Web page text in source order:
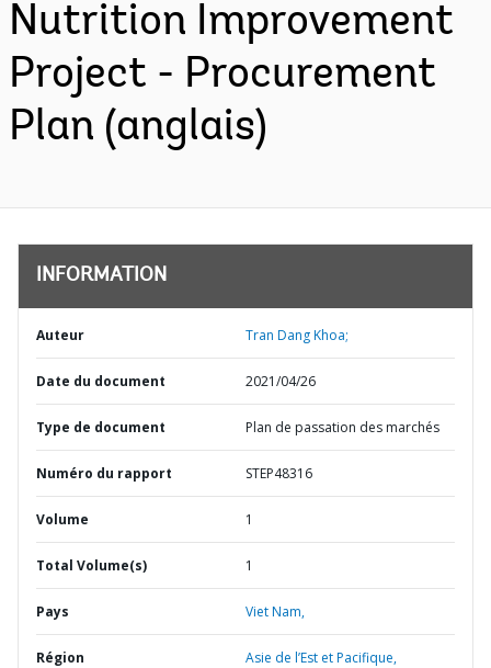
Nutrition Improvement
Project - Procurement
Plan (anglais)
INFORMATION
Auteur Tran Dang Khoa;
Date du document 2021/04/26
Type de document Plan de passation des marchés
Numéro du rapport STEP48316
Volume 1
Total Volume(s) 1
Pays Viet Nam,
Région Asie de l’Est et Pacifique,